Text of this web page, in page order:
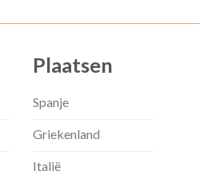
Plaatsen
Spanje
Griekenland
Italië